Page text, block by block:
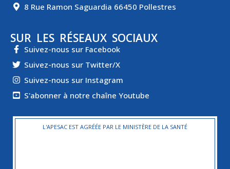
8 Rue Ramon Saguardia 66450 Pollestres
SUR LES RÉSEAUX SOCIAUX
Suivez-nous sur Facebook
Suivez-nous sur Twitter/X
Suivez-nous sur Instagram
S'abonner à notre chaîne Youtube
L'APESAC EST AGRÉÉE PAR LE MINISTÈRE DE LA SANTÉ